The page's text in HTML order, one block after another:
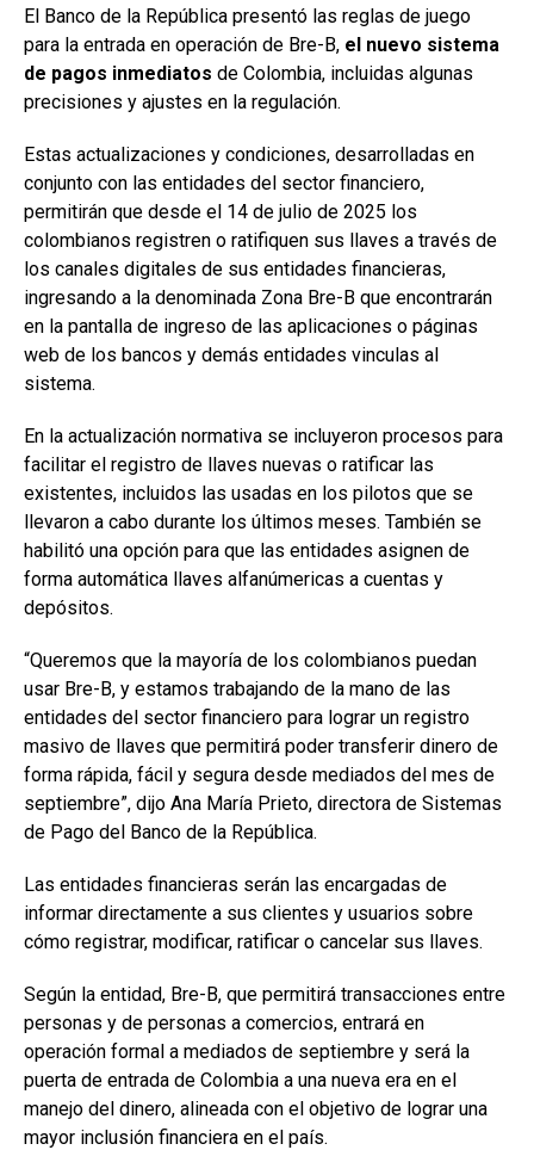
El Banco de la República presentó las reglas de juego
para la entrada en operación de Bre-B, el nuevo sistema
de pagos inmediatos de Colombia, incluidas algunas
precisiones y ajustes en la regulación.
Estas actualizaciones y condiciones, desarrolladas en
conjunto con las entidades del sector financiero,
permitirán que desde el 14 de julio de 2025 los
colombianos registren o ratifiquen sus llaves a través de
los canales digitales de sus entidades financieras,
ingresando a la denominada Zona Bre-B que encontrarán
en la pantalla de ingreso de las aplicaciones o páginas
web de los bancos y demás entidades vinculas al
sistema.
En la actualización normativa se incluyeron procesos para
facilitar el registro de llaves nuevas o ratificar las
existentes, incluidos las usadas en los pilotos que se
llevaron a cabo durante los últimos meses. También se
habilitó una opción para que las entidades asignen de
forma automática llaves alfanúmericas a cuentas y
depósitos.
“Queremos que la mayoría de los colombianos puedan
usar Bre-B, y estamos trabajando de la mano de las
entidades del sector financiero para lograr un registro
masivo de llaves que permitirá poder transferir dinero de
forma rápida, fácil y segura desde mediados del mes de
septiembre”, dijo Ana María Prieto, directora de Sistemas
de Pago del Banco de la República.
Las entidades financieras serán las encargadas de
informar directamente a sus clientes y usuarios sobre
cómo registrar, modificar, ratificar o cancelar sus llaves.
Según la entidad, Bre-B, que permitirá transacciones entre
personas y de personas a comercios, entrará en
operación formal a mediados de septiembre y será la
puerta de entrada de Colombia a una nueva era en el
manejo del dinero, alineada con el objetivo de lograr una
mayor inclusión financiera en el país.